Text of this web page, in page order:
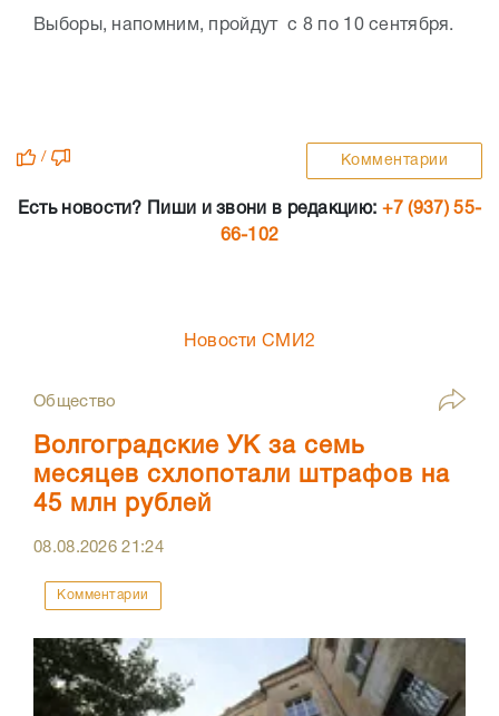
Выборы, напомним, пройдут с 8 по 10 сентября.
/ Комментарии
Есть новости? Пиши и звони в редакцию: +7 (937) 55-
66-102
Новости СМИ2
Общество
Волгоградские УК за семь
месяцев схлопотали штрафов на
45 млн рублей
08.08.202621:24
Комментарии